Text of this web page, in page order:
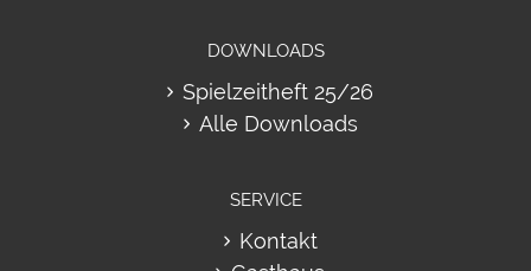
DOWNLOADS
Spielzeitheft 25/26
Alle Downloads
SERVICE
Kontakt